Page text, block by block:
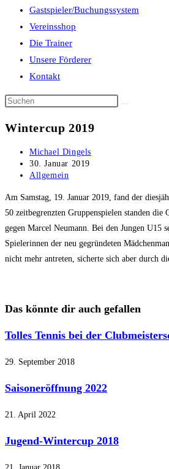
Gastspieler/Buchungssystem
Vereinsshop
Die Trainer
Unsere Förderer
Kontakt
Wintercup 2019
Beitrags-
Autor:
Michael Dingels
Beitrag
veröffentlicht:
30. Januar 2019
Beitrags-
Allgemein
Am Samstag, 19. Januar 2019, fand der
50 zeitbegrenzten Gruppenspielen standen
gegen Marcel Neumann. Bei den Jungen
Spielerinnen der neu gegründeten
nicht mehr antreten, sicherte sich aber durch
Das könnte dir auch gefallen
Tolles Tennis bei der
29. September 2018
Saisoneröffnung 2022
21. April 2022
Jugend-Wintercup 2018